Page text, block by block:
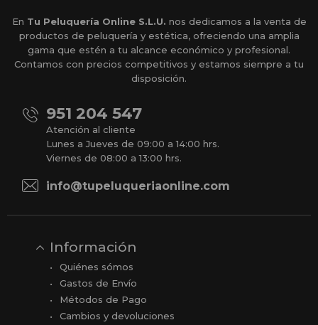
En Tu Peluquería Online S.L.U. nos dedicamos a la venta de
productos de peluquería y estética, ofreciendo una amplia
gama que estén a tu alcance económico y profesional.
Contamos con precios competitivos y estamos siempre a tu
disposición.
951 204 547
Atención al cliente
Lunes a Jueves de 09:00 a 14:00 hrs.
Viernes de 08:00 a 13:00 hrs.
info@tupeluqueriaonline.com
Información
Quiénes sómos
Gastos de Envío
Métodos de Pago
Cambios y devoluciones